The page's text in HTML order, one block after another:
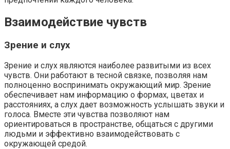
Взаимодействие чувств
Зрение и слух
Зрение и слух являются наиболее развитыми из всех
чувств. Они работают в тесной связке, позволяя нам
полноценно воспринимать окружающий мир. Зрение
обеспечивает нам информацию о формах, цветах и
расстояниях, а слух дает возможность услышать звуки и
голоса. Вместе эти чувства позволяют нам
ориентироваться в пространстве, общаться с другими
людьми и эффективно взаимодействовать с
окружающей средой.